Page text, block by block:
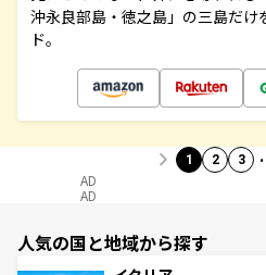
沖永良部島・徳之島」の三島だけ
ド。
1 2 3
AD
AD
人気の国と地域から探す